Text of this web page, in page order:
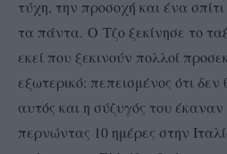
τύχη, την προσοχή και ένα
τα πάντα. Ο Τζο ξεκίνησε το
εκεί που ξεκινούν πολλοί
εξωτερικό: πεπεισμένος ότι
αυτός και η σύζυγός του έκαναν
περνώντας 10 ημέρες στην